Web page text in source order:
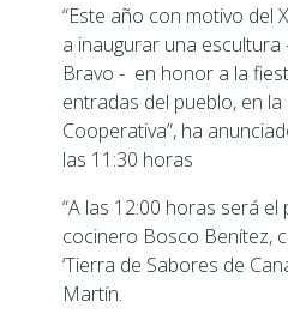
“Este año con motivo del
a inaugurar una escultura
Bravo - en honor a la
entradas del pueblo, en
Cooperativa”, ha
las 11:30 horas
“A las 12:00 horas será
cocinero Bosco Benítez,
‘Tierra de Sabores de
Martín.